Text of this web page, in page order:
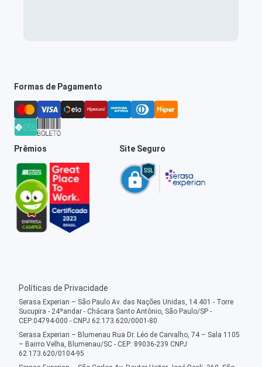
Formas de Pagamento
Prêmios Site Seguro
Políticas de Privacidade
Serasa Experian – São Paulo Av. das Nações Unidas, 14.401 - Torre
Sucupira - 24ºandar - Chácara Santo Antônio, São Paulo/SP -
CEP:04794-000 - CNPJ 62.173.620/0001-80
Serasa Experian – Blumenau Rua Dr. Léo de Carvalho, 74 – Sala 1105
– Bairro Velha, Blumenau/SC - CEP: 89036-239 CNPJ
62.173.620/0104-95